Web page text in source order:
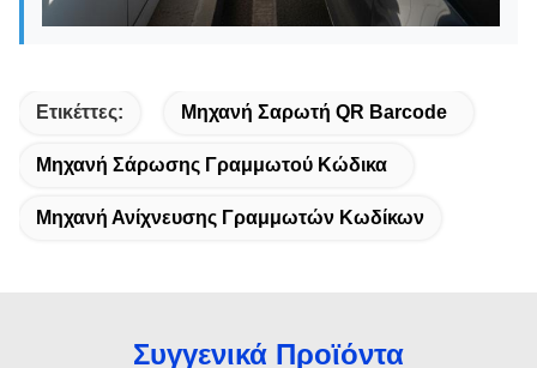
Ετικέττες: Μηχανή Σαρωτή QR Barcode
Μηχανή Σάρωσης Γραμμωτού Κώδικα
Μηχανή Ανίχνευσης Γραμμωτών Κωδίκων
Συγγενικά Προϊόντα